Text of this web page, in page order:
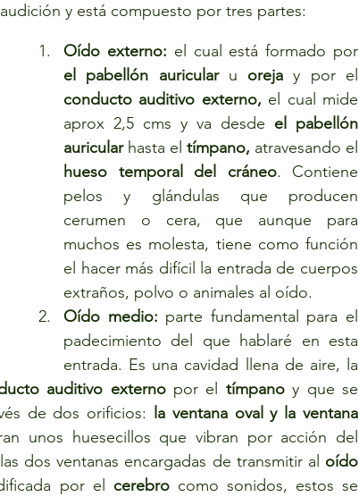
y está compuesto por tres partes:
Oído externo:
el pabellón auricular u oreja
conducto auditivo externo, el cual mide
aprox 2,5 cms y va desde el pabellón
auricular hasta el tímpano,
hueso temporal del cráneo. Contiene
pelos y glándulas que producen
cerumen o cera, que aunque para
muchos es molesta, tiene como función
el hacer más difícil la entrada de cuerpos
extraños, polvo o animales al oído.
Oído medio: parte fundamental para el
padecimiento del que hablaré en esta
entrada. Es una cavidad llena de aire, la
auditivo externo por el tímpano y que se
de dos orificios:
la ventana oval y la ventana
unos huesecillos que vibran por acción del
dos ventanas encargadas de transmitir al oído
por el cerebro como sonidos, estos se